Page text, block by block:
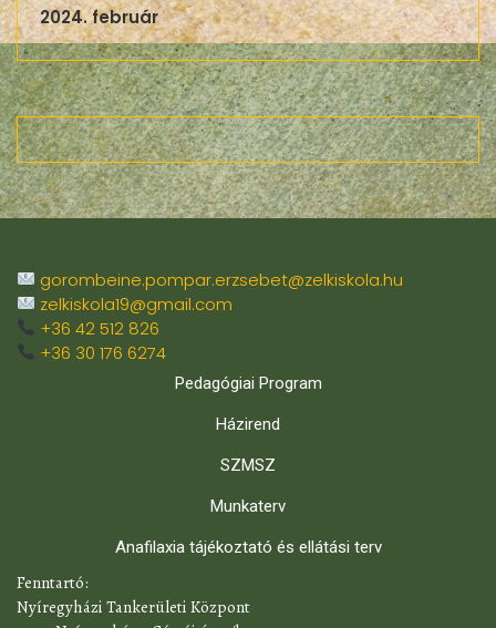
2024. február
gorombeine.pompar.erzsebet@zelkiskola.hu
zelkiskola19@gmail.com
+36 42 512 826
+36 30 176 6274
Pedagógiai Program
Házirend
SZMSZ
Munkaterv
Anafilaxia tájékoztató és ellátási terv
​Fenntartó:
Nyíregyházi Tankerületi Központ